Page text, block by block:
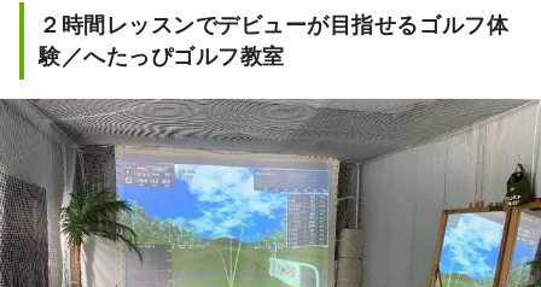
２時間レッスンでデビューが目指せるゴルフ体
験／へたっぴゴルフ教室